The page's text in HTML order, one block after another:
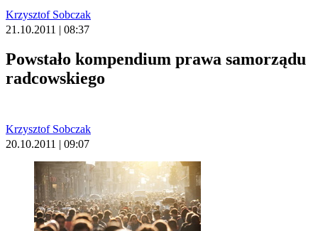
Krzysztof Sobczak
21.10.2011 | 08:37
Powstało kompendium prawa samorządu
radcowskiego
Krzysztof Sobczak
20.10.2011 | 09:07